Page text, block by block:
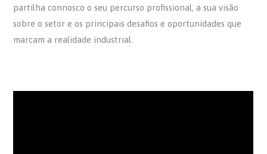
partilha connosco o seu percurso profissional, a sua visão
sobre o setor e os principais desafios e oportunidades que
marcam a realidade industrial.